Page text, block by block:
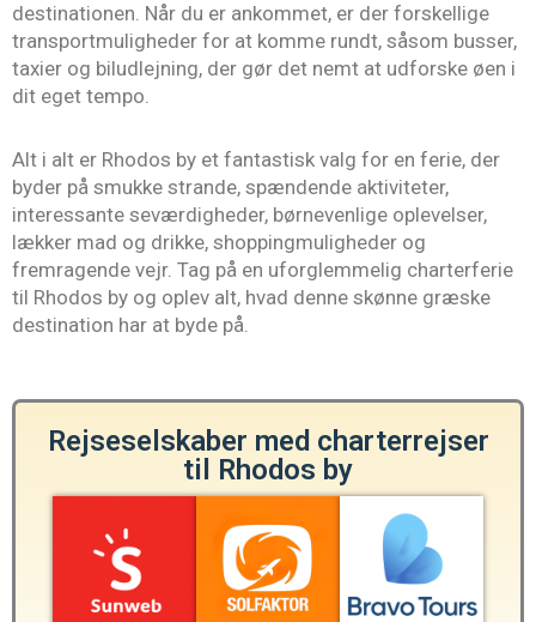
destinationen. Når du er ankommet, er der forskellige
transportmuligheder for at komme rundt, såsom busser,
taxier og biludlejning, der gør det nemt at udforske øen i
dit eget tempo.
Alt i alt er Rhodos by et fantastisk valg for en ferie, der
byder på smukke strande, spændende aktiviteter,
interessante seværdigheder, børnevenlige oplevelser,
lækker mad og drikke, shoppingmuligheder og
fremragende vejr. Tag på en uforglemmelig charterferie
til Rhodos by og oplev alt, hvad denne skønne græske
destination har at byde på.
Rejseselskaber med charterrejser
til Rhodos by